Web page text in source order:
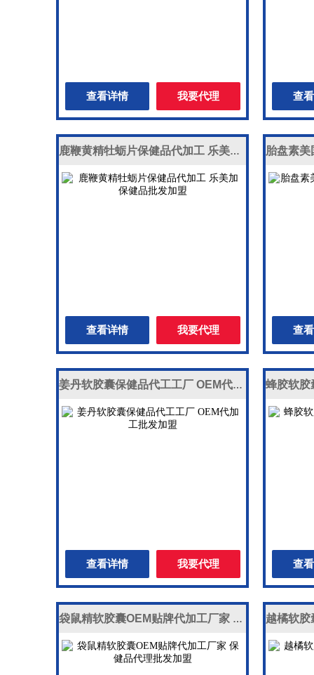
查看详情 我要代理 查
鹿鞭黄精牡蛎片保健品代加工 乐美加 保健品批发加盟
查看详情 我要代理 查
姜丹软胶囊保健品代工工厂 OEM代加工批发加盟
查看详情 我要代理 查
袋鼠精软胶囊OEM贴牌代加工厂家 保健品代理批发加盟